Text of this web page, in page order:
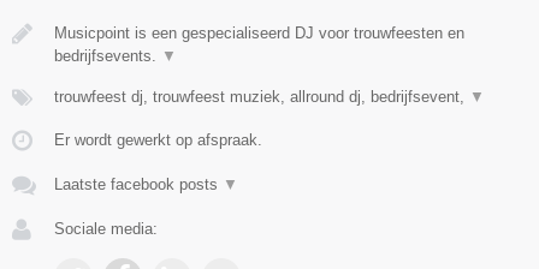
Musicpoint is een gespecialiseerd DJ voor trouwfeesten en
bedrijfsevents.
▼
trouwfeest dj, trouwfeest muziek, allround dj, bedrijfsevent, ▼
Er wordt gewerkt op afspraak.
Laatste facebook posts ▼
Sociale media: